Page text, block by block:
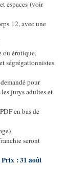
espaces (voir
12, avec une
ou érotique,
ségrégationnistes
pour
jurys adultes et
en bas de
seront
: 31 août